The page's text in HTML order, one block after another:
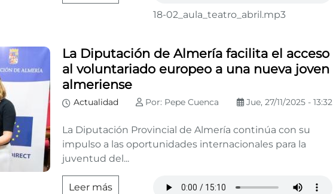
18-02_aula_teatro_abril.mp3
La Diputación de Almería facilita el acceso
al voluntariado europeo a una nueva joven
almeriense
Actualidad Por: Pepe Cuenca Jue, 27/11/2025 - 13:32
La Diputación Provincial de Almería continúa con su
impulso a las oportunidades internacionales para la
juventud del...
Leer más